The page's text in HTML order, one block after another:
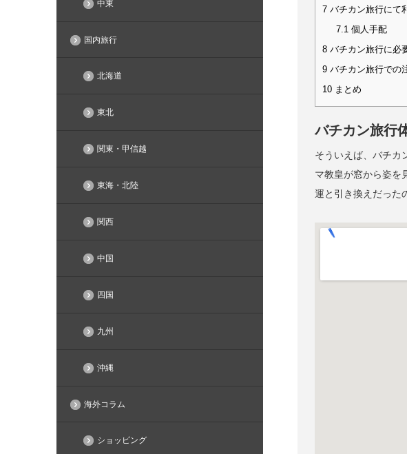
7 バチカン旅行にて
7.1個人手配
8 バチカン旅行に必
9 バチカン旅行での
10 まとめ
バチカン旅行
そういえば、バチカ
マ教皇が窓から姿を
運と引き換えだった
中東
国内旅行
北海道
東北
関東・甲信越
東海・北陸
関西
中国
四国
九州
沖縄
海外コラム
ショッピング